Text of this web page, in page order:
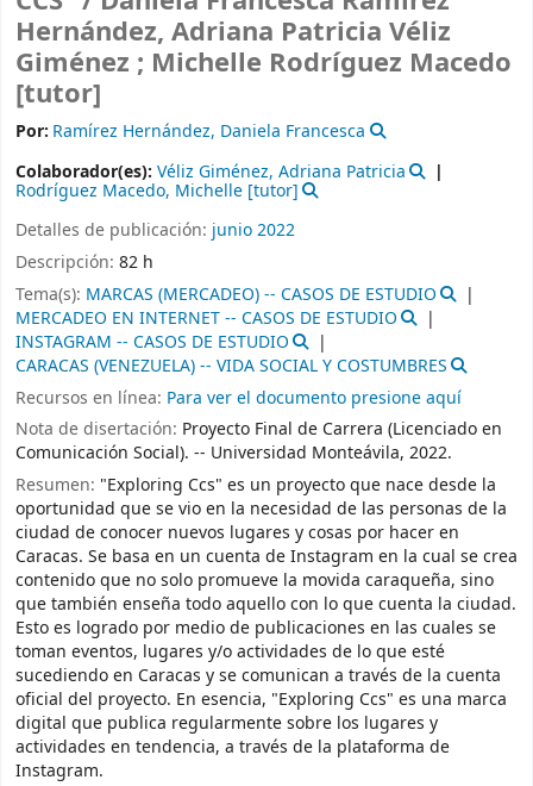
Hernández, Adriana Patricia Véliz
Giménez ; Michelle Rodríguez Macedo
[tutor]
Por: Ramírez Hernández, Daniela Francesca
Colaborador(es): Véliz Giménez, Adriana Patricia
Rodríguez Macedo, Michelle [tutor]
Detalles de publicación: junio 2022
Descripción: 82 h
Tema(s): MARCAS (MERCADEO) -- CASOS DE ESTUDIO
MERCADEO EN INTERNET -- CASOS DE ESTUDIO
INSTAGRAM -- CASOS DE ESTUDIO
CARACAS (VENEZUELA) -- VIDA SOCIAL Y COSTUMBRES
Recursos en línea: Para ver el documento presione aquí
Nota de disertación: Proyecto Final de Carrera (Licenciado en
Comunicación Social). -- Universidad Monteávila, 2022.
Resumen: "Exploring Ccs" es un proyecto que nace desde la
oportunidad que se vio en la necesidad de las personas de la
ciudad de conocer nuevos lugares y cosas por hacer en
Caracas. Se basa en un cuenta de Instagram en la cual se crea
contenido que no solo promueve la movida caraqueña, sino
que también enseña todo aquello con lo que cuenta la ciudad.
Esto es logrado por medio de publicaciones en las cuales se
toman eventos, lugares y/o actividades de lo que esté
sucediendo en Caracas y se comunican a través de la cuenta
oficial del proyecto. En esencia, "Exploring Ccs" es una marca
digital que publica regularmente sobre los lugares y
actividades en tendencia, a través de la plataforma de
Instagram.